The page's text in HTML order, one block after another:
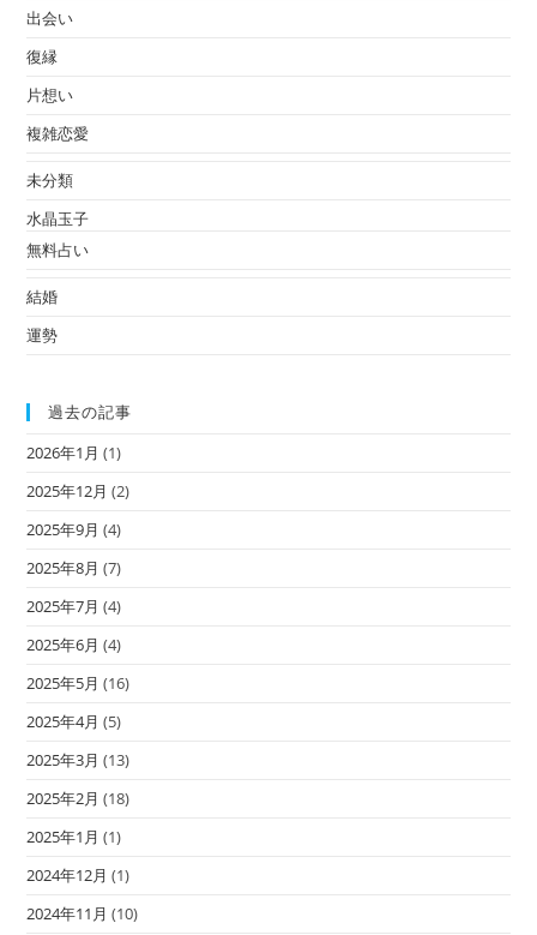
出会い
復縁
片想い
複雑恋愛
未分類
水晶玉子
無料占い
結婚
運勢
過去の記事
2026年1月 (1)
2025年12月 (2)
2025年9月 (4)
2025年8月 (7)
2025年7月 (4)
2025年6月 (4)
2025年5月 (16)
2025年4月 (5)
2025年3月 (13)
2025年2月 (18)
2025年1月 (1)
2024年12月 (1)
2024年11月 (10)